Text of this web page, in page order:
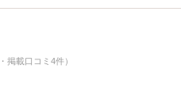
掲載口コミ4件）